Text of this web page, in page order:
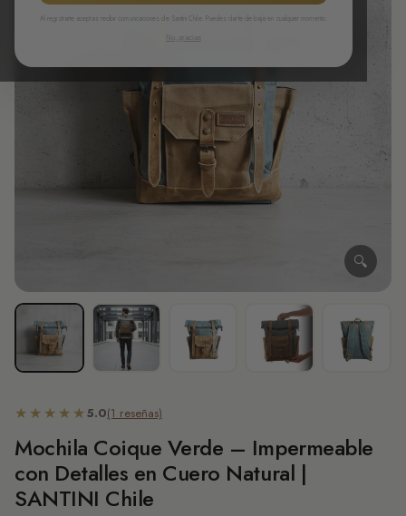
🔍
★★★★★5.0(1 reseñas)
Mochila Coique Verde – Impermeable
con Detalles en Cuero Natural |
SANTINI Chile
Al registrarte aceptas recibir comunicaciones de Santini Chile. Puedes darte de baja en cualquier momento.